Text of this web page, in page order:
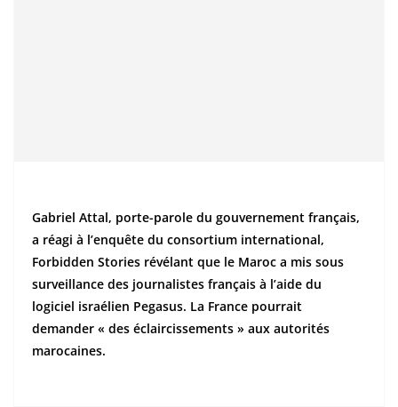
Gabriel Attal, porte-parole du gouvernement français,
a réagi à l’enquête du consortium international,
Forbidden Stories révélant que le Maroc a mis sous
surveillance des journalistes français à l’aide du
logiciel israélien Pegasus. La France pourrait
demander « des éclaircissements » aux autorités
marocaines.